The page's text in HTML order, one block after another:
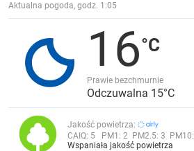
JAKOŚĆ POWIETRZA
Aktualna pogoda, godz. 1:05
16
Prawie bezchmurnie
Odczuwalna 15°C
Jakość powietrza:
CAIQ: 5 PM1: 2 PM2.5: 3 PM10:
Wspaniała jakość powietrza